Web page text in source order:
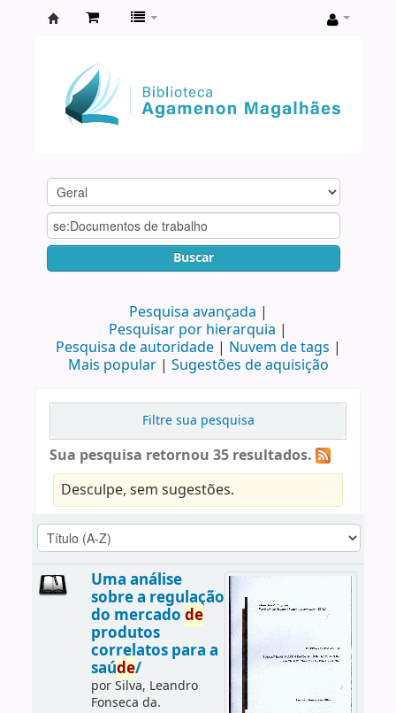
Agamenon
Magalhães
Buscar
Pesquisa avançada
Pesquisar por hierarquia
Pesquisa de autoridade
Nuvem de tags
Mais popular
Sugestões de aquisição
Filtre sua pesquisa
Sua pesquisa retornou 35 resultados.
Desculpe, sem sugestões.
Uma análise
sobre a regulação
do mercado de
produtos
correlatos para a
saúde/
porSilva, Leandro
Fonseca da.